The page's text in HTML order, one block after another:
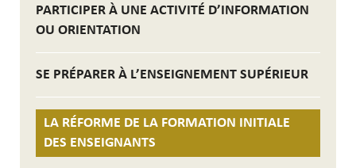
PARTICIPER À UNE ACTIVITÉ D’INFORMATION
OU ORIENTATION
SE PRÉPARER À L’ENSEIGNEMENT SUPÉRIEUR
LA RÉFORME DE LA FORMATION INITIALE
DES ENSEIGNANTS